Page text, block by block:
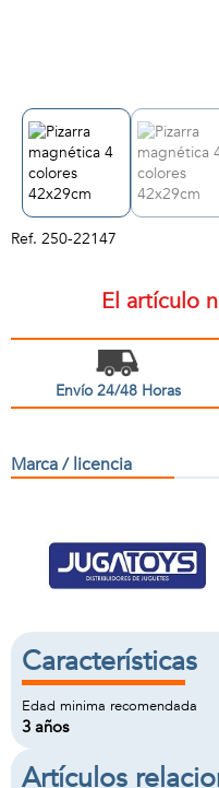
Ref. 250-22147
El artículo
Envío 24/48 Horas
Marca / licencia
Características
Edad minima recomendada
3 años
Artículos